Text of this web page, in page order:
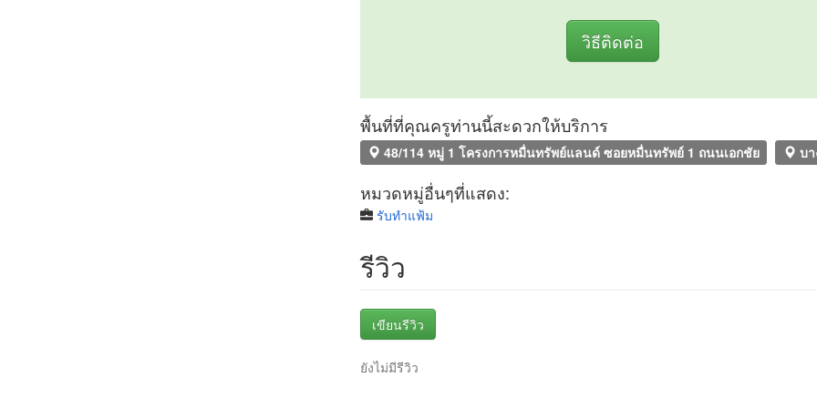
วิธีติดต่อ
พื้นที่ที่คุณครูท่านนี้สะดวกให้บริการ
48/114 หมู่ 1 โครงการหมื่นทรัพย์แลนด์ ซอยหมื่นทรัพย์ 1 ถนนเอกชัย บ
หมวดหมู่อื่นๆที่แสดง:
รับทำแฟ้ม
รีวิว
เขียนรีวิว
ยังไม่มีรีวิว